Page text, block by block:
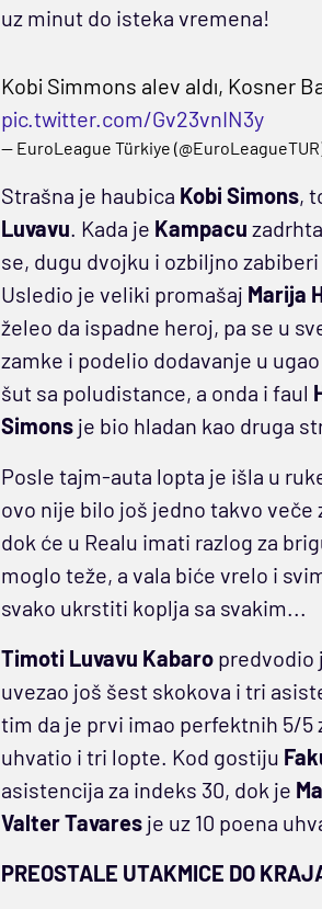
uz minut do isteka vremena!
Kobi Simmons alev aldı, Kosner
pic.twitter.com/Gv23vnIN3y
— EuroLeague Türkiye
Strašna je haubica Kobi Simons,
Luvavu. Kada je Kampacu
se, dugu dvojku i ozbiljno
Usledio je veliki promašaj Marija
želeo da ispadne heroj, pa se u
zamke i podelio dodavanje u ugao
šut sa poludistance, a onda i faul
Simonsje bio hladan kao druga
Posle tajm-auta lopta je išla u
ovo nije bilo još jedno takvo veče
dok će u Realu imati razlog za
moglo teže, a vala biće vrelo i
svako ukrstiti koplja sa svakim...
Timoti Luvavu Kabaropredvodio
uvezao još šest skokova i tri
tim da je prvi imao perfektnih 5/5
uhvatio i tri lopte. Kod gostiju
asistencija za indeks 30, dok je
Valter Tavaresje uz 10 poena
PREOSTALE UTAKMICE DO